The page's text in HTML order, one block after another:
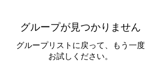
グループが見つかりません
グループリストに戻って、もう一度
お試しください。